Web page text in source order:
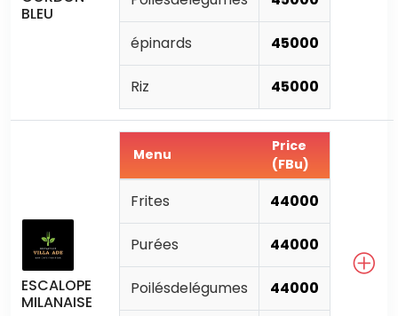
BLEU
épinards 45000
Riz 45000
ESCALOPE
MILANAISE
Menu
Price
(FBu)
Frites 44000
Purées 44000
Poilésdelégumes 44000